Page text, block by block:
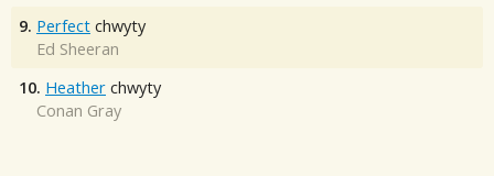
9. Perfect chwyty
Ed Sheeran
10. Heather chwyty
Conan Gray